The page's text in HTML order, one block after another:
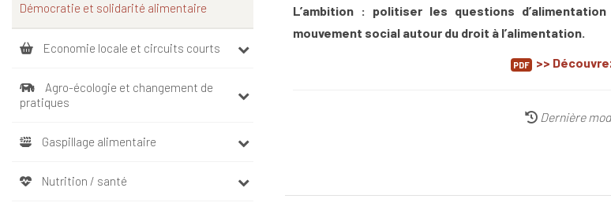
L’ambition : politiser les questions
mouvement social autour du droit à l’alimentation.
>>
Dernière
Démocratie et solidarité alimentaire
Economie locale et circuits courts
Agro-écologie et changement de
pratiques
Gaspillage alimentaire
Nutrition / santé